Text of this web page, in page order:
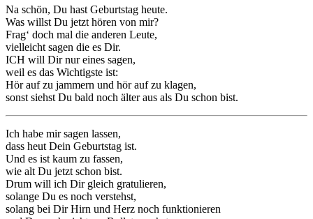
Na schön, Du hast Geburtstag heute.
Was willst Du jetzt hören von mir?
Frag‘ doch mal die anderen Leute,
vielleicht sagen die es Dir.
ICH will Dir nur eines sagen,
weil es das Wichtigste ist:
Hör auf zu jammern und hör auf zu klagen,
sonst siehst Du bald noch älter aus als Du schon bist.
Ich habe mir sagen lassen,
dass heut Dein Geburtstag ist.
Und es ist kaum zu fassen,
wie alt Du jetzt schon bist.
Drum will ich Dir gleich gratulieren,
solange Du es noch verstehst,
solang bei Dir Hirn und Herz noch funktionieren